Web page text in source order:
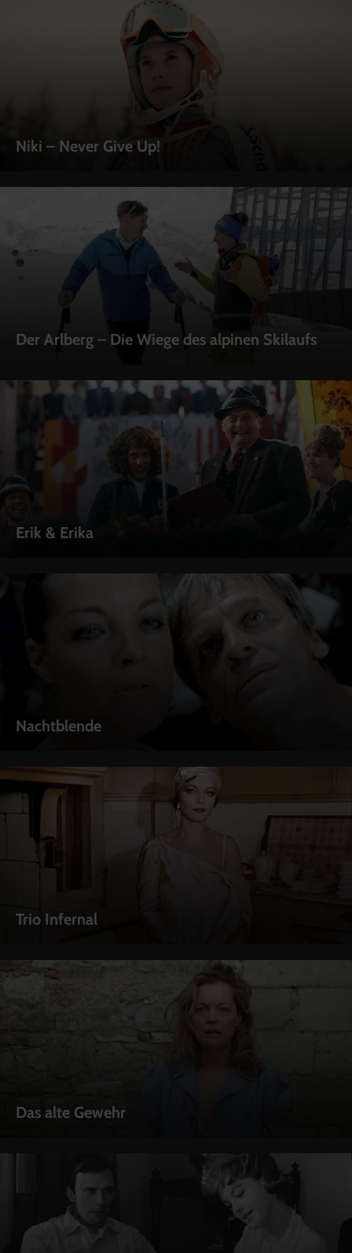
Niki – Never Give Up!
Der Arlberg – Die Wiege des alpinen Skilaufs
Erik & Erika
Nachtblende
Trio Infernal
Das alte Gewehr